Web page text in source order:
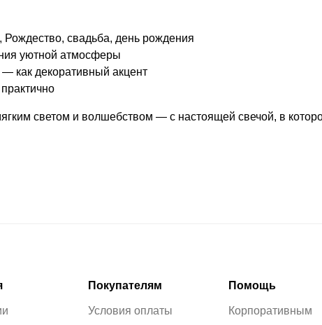
свадьба, день рождения
уютной атмосферы
как декоративный акцент
светом и волшебством — с настоящей свечой, в
Покупателям
Условия оплаты
Помощь
Корпоративным